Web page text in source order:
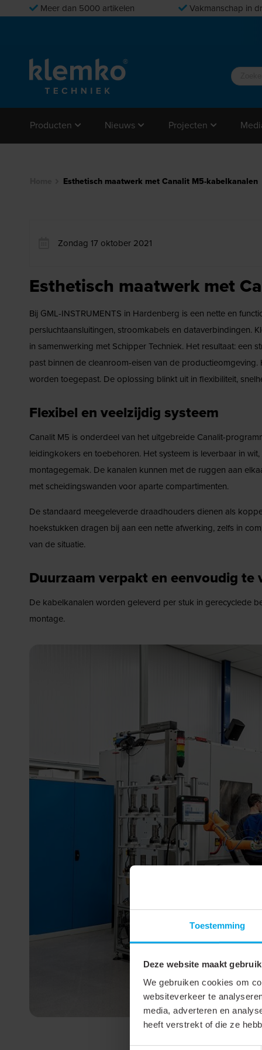
Toestemming
Deze website maakt
We gebruiken cookies om
websiteverkeer te
media, adverteren en
heeft verstrekt of die ze
Meer dan 5000 artikelen Vakmanschap in
Producten Nieuws Projecten
Esthetisch maatwerk met Canalit M5-kabelkanalen
Zondag 17 oktober 2021
Esthetisch maatwerk met
Bij GML-INSTRUMENTS in Hardenberg is een nette en
persluchtaansluitingen, stroomkabels en dataverbindingen.
in samenwerking met Schipper Techniek. Het resultaat:
past binnen de cleanroom-eisen van de
worden toegepast. De oplossing blinkt uit in flexibiliteit,
Flexibel en veelzijdig systeem
Canalit M5 is onderdeel van het uitgebreide Canalit-
leidingkokers en toebehoren. Het systeem is leverbaar in
montagegemak. De kanalen kunnen met de ruggen aan
met scheidingswanden voor aparte compartimenten.
De standaard meegeleverde draadhouders dienen als
hoekstukken dragen bij aan een nette afwerking, zelfs in
van de situatie.
Duurzaam verpakt en eenvoudig te
De kabelkanalen worden geleverd per stuk in gerecyclede
montage.